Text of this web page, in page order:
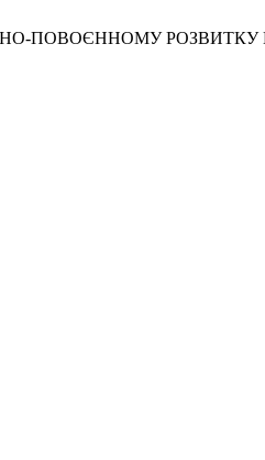
ПОВОЄННОМУ